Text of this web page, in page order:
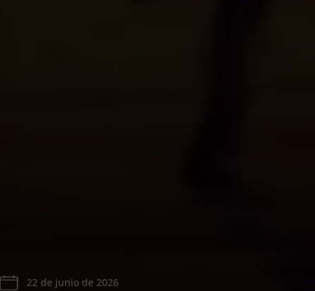
22 de junio de 2026